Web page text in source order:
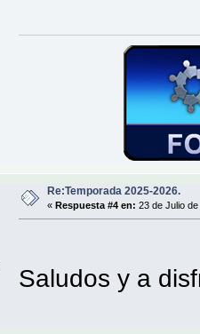
Re:Temporada 2025-2026.
«Respuesta #4 en: 23 de Julio
Saludos y a